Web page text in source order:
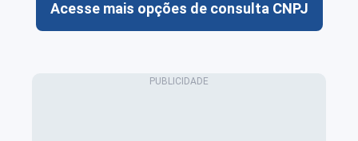
Acesse mais opções de consulta CNPJ